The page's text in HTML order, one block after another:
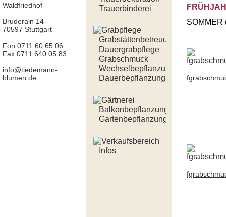
Waldfriedhof
Bruderain 14
70597 Stuttgart
Fon 0711 60 65 06
Fax 0711 640 05 83
info@tiedemann-
blumen.de
Trauerbinderei
Grabstättenbetreuung
Dauergrabpflege
Grabschmuck
Wechselbepflanzung
Dauerbepflanzung
Balkonbepflanzung
Gartenbepflanzung
Infos
SOMMER